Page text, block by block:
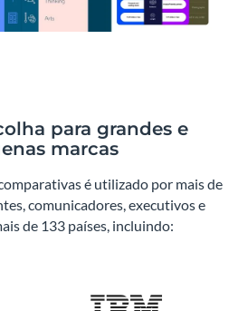
para grandes e
marcas
é utilizado por mais de
comunicadores, executivos e
de 133 países, incluindo: